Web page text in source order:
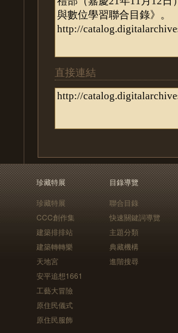
直接連結
珍藏特展
珍藏特展
CCC創作集
建築排排站
建築轉轉樂
天地宮
安平追想1661
工藝大冒險
原住民儀式
原住民服飾
目錄導覽
聯合目錄
快速關鍵詞導覽
主題分類
典藏機構
進階搜尋